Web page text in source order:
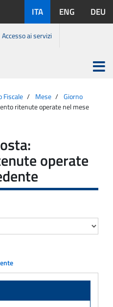
disponibili:
ITA ENG DEU
Accesso ai servizi
Apri
menu
Fiscale Mese
Giorno
ritenute operate nel mese
operate